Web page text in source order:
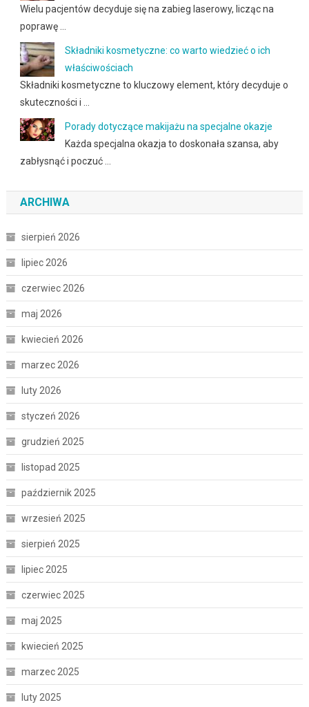
Wielu pacjentów decyduje się na zabieg laserowy, licząc na
poprawę …
Składniki kosmetyczne: co warto wiedzieć o ich
właściwościach
Składniki kosmetyczne to kluczowy element, który decyduje o
skuteczności i …
Porady dotyczące makijażu na specjalne okazje
Każda specjalna okazja to doskonała szansa, aby
zabłysnąć i poczuć …
ARCHIWA
sierpień 2026
lipiec 2026
czerwiec 2026
maj 2026
kwiecień 2026
marzec 2026
luty 2026
styczeń 2026
grudzień 2025
listopad 2025
październik 2025
wrzesień 2025
sierpień 2025
lipiec 2025
czerwiec 2025
maj 2025
kwiecień 2025
marzec 2025
luty 2025